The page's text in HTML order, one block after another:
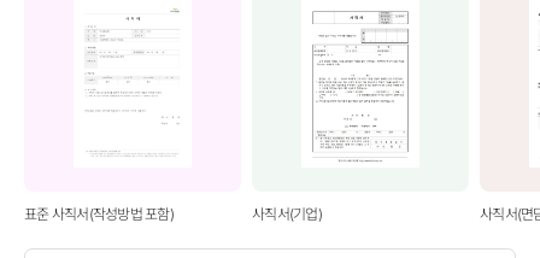
표준 사직서(작성방법 포함) 사직서(기업) 사직서(면